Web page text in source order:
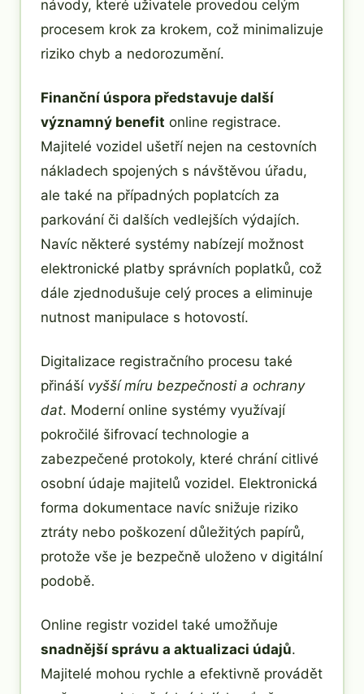
návody, které uživatele provedou celým
procesem krok za krokem, což minimalizuje
riziko chyb a nedorozumění.
Finanční úspora představuje další
významný benefit online registrace.
Majitelé vozidel ušetří nejen na cestovních
nákladech spojených s návštěvou úřadu,
ale také na případných poplatcích za
parkování či dalších vedlejších výdajích.
Navíc některé systémy nabízejí možnost
elektronické platby správních poplatků, což
dále zjednodušuje celý proces a eliminuje
nutnost manipulace s hotovostí.
Digitalizace registračního procesu také
přináší vyšší míru bezpečnosti a ochrany
dat. Moderní online systémy využívají
pokročilé šifrovací technologie a
zabezpečené protokoly, které chrání citlivé
osobní údaje majitelů vozidel. Elektronická
forma dokumentace navíc snižuje riziko
ztráty nebo poškození důležitých papírů,
protože vše je bezpečně uloženo v digitální
podobě.
Online registr vozidel také umožňuje
snadnější správu a aktualizaci údajů.
Majitelé mohou rychle a efektivně provádět